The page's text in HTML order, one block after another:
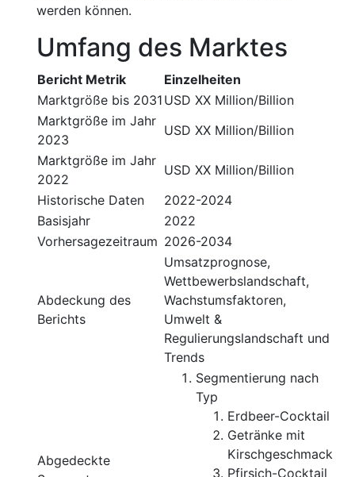
werden können.
Umfang des Marktes
Bericht Metrik
Einzelheiten
Marktgröße bis 2031 USD XX Million/Billion
Marktgröße im Jahr
2023
USD XX Million/Billion
Marktgröße im Jahr
2022
USD XX Million/Billion
Historische Daten
2022-2024
Basisjahr
2022
Vorhersagezeitraum 2026-2034
Abdeckung des
Berichts
Umsatzprognose,
Wettbewerbslandschaft,
Wachstumsfaktoren,
Umwelt &
Regulierungslandschaft und
Trends
Abgedeckte
Segmentierung nach
Typ
Erdbeer-Cocktail
Getränke mit
Kirschgeschmack
Pfirsich-Cocktail